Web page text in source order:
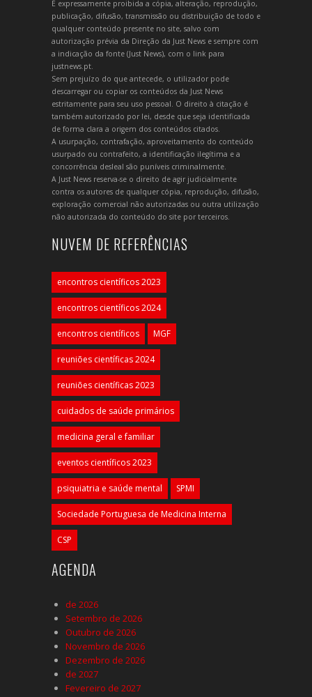
É expressamente proibida a cópia, alteração, reprodução,
publicação, difusão, transmissão ou distribuição de todo e
qualquer conteúdo presente no site, salvo com
autorização prévia da Direção da Just News e sempre com
a indicação da fonte (Just News), com o link para
justnews.pt.
Sem prejuízo do que antecede, o utilizador pode
descarregar ou copiar os conteúdos da Just News
estritamente para seu uso pessoal. O direito à citação é
também autorizado por lei, desde que seja identificada
de forma clara a origem dos conteúdos citados.
A usurpação, contrafação, aproveitamento do conteúdo
usurpado ou contrafeito, a identificação ilegítima e a
concorrência desleal são puníveis criminalmente.
A Just News reserva-se o direito de agir judicialmente
contra os autores de qualquer cópia, reprodução, difusão,
exploração comercial não autorizadas ou outra utilização
não autorizada do conteúdo do site por terceiros.
NUVEM DE REFERÊNCIAS
encontros científicos 2023
encontros científicos 2024
encontros científicos MGF
reuniões científicas 2024
reuniões científicas 2023
cuidados de saúde primários
medicina geral e familiar
eventos científicos 2023
psiquiatria e saúde mental SPMI
Sociedade Portuguesa de Medicina Interna
CSP
AGENDA
de 2026
Setembro de 2026
Outubro de 2026
Novembro de 2026
Dezembro de 2026
de 2027
Fevereiro de 2027